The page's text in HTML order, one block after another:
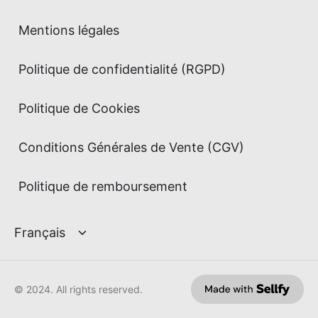
Mentions légales
Politique de confidentialité (RGPD)
Politique de Cookies
Conditions Générales de Vente (CGV)
Politique de remboursement
© 2024. All rights reserved.